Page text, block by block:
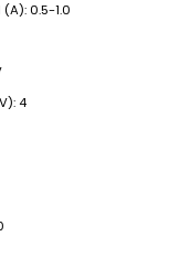
0.5-1.0
4